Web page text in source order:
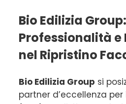
Bio Edilizia Group:
Professionalità e
nel Ripristino
Bio Edilizia Group si
partner d’eccellenza per